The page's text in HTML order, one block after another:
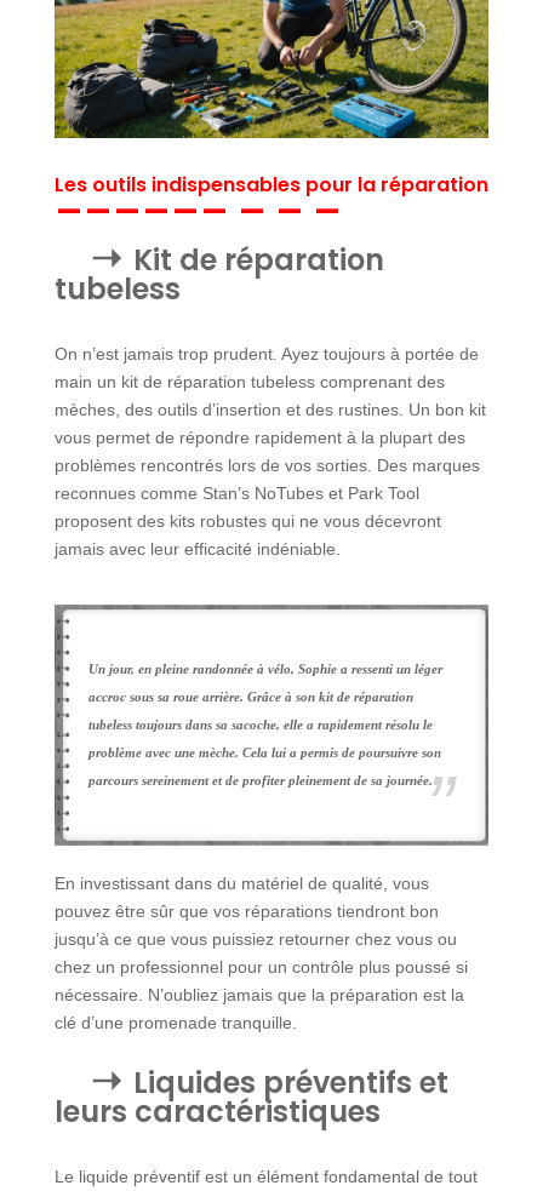
Les outils indispensables pour la réparation
Kit de réparation
tubeless
On n’est jamais trop prudent. Ayez toujours à portée de
main un kit de réparation tubeless comprenant des
mèches, des outils d’insertion et des rustines. Un bon kit
vous permet de répondre rapidement à la plupart des
problèmes rencontrés lors de vos sorties. Des marques
reconnues comme Stan’s NoTubes et Park Tool
proposent des kits robustes qui ne vous décevront
jamais avec leur efficacité indéniable.
Un jour, en pleine randonnée à vélo, Sophie a ressenti un léger
accroc sous sa roue arrière. Grâce à son kit de réparation
tubeless toujours dans sa sacoche, elle a rapidement résolu le
problème avec une mèche. Cela lui a permis de poursuivre son
parcours sereinement et de profiter pleinement de sa journée.
En investissant dans du matériel de qualité, vous
pouvez être sûr que vos réparations tiendront bon
jusqu’à ce que vous puissiez retourner chez vous ou
chez un professionnel pour un contrôle plus poussé si
nécessaire. N’oubliez jamais que la préparation est la
clé d’une promenade tranquille.
Liquides préventifs et
leurs caractéristiques
Le liquide préventif est un élément fondamental de tout